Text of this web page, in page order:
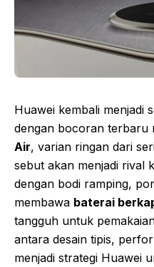
Huawei kembali menjadi
dengan bocoran terbaru
Air, varian ringan dari
sebut akan menjadi rival
dengan bodi ramping,
membawa baterai
tangguh untuk
antara desain tipis,
menjadi strategi Huawei